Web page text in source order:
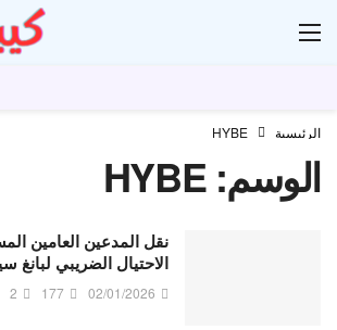
الرئيسية HYBE
الوسم:HYBE
نقل المدعين العامين
الاحتيال الضريبي لبانغ
02/01/2026
177
2